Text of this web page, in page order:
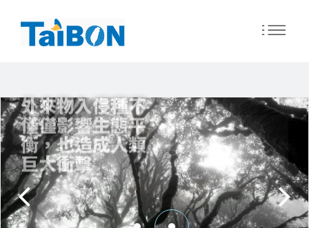
主
內
容
外來物入侵種不
僅僅影響生態平
衡，也造成人類
巨大衝擊